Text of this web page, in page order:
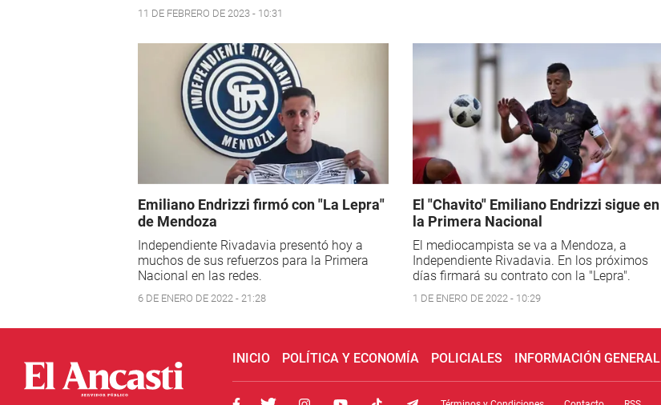
11 DE FEBRERO DE 2023 - 10:31
Emiliano Endrizzi firmó con "La Lepra"
de Mendoza
Independiente Rivadavia presentó hoy a
muchos de sus refuerzos para la Primera
Nacional en las redes.
6 DE ENERO DE 2022 - 21:28
El "Chavito" Emiliano Endrizzi sigue en
la Primera Nacional
El mediocampista se va a Mendoza, a
Independiente Rivadavia. En los próximos
días firmará su contrato con la "Lepra".
1 DE ENERO DE 2022 - 10:29
INICIO POLÍTICA Y ECONOMÍA POLICIALES INFORMACIÓN GENERAL